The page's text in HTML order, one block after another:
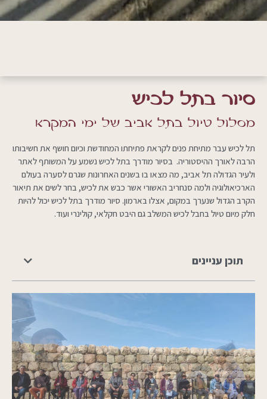
סיור בתל לכיש
מסלול טיול בתל אביב של ימי המקרא
תל לכיש עבר מתיחת פנים לקראת פתיחתו המחודשת וכיום חושף את חשיבותו
הרבה לאורך ההיסטוריה. בסיור מודרך בתל לכיש נשמע על המשותף לאתר
ולעיר הגדולה תל אביב, מה מצאו בו בשנים האחרונות שגרם לסערה בעולם
הארכיאולוגיה ולמה סנחריב האשורי אשר כבש את לכיש, בחר לשים את תיאור
הקרב הגדול שנערך במקום, אצלו בארמון. סיור מודרך בתל לכיש יכול להיות
חלק מיום טיול בחבל לכיש המשלב גם היבט חקלאי, קולינרי ועוד.
תוכן עניינים